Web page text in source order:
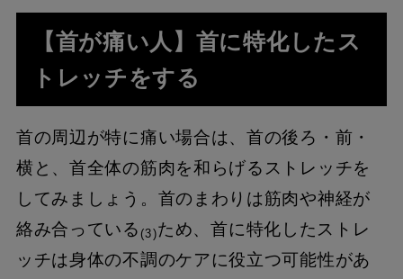
【首が痛い人】首に特化したス
トレッチをする
首の周辺が特に痛い場合は、首の後ろ・前・
横と、首全体の筋肉を和らげるストレッチを
してみましょう。首のまわりは筋肉や神経が
絡み合っている (3)ため、首に特化したストレ
ッチは身体の不調のケアに役立つ可能性があ